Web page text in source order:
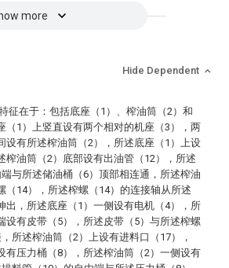
more
Hide Dependent
征在于：包括底座（1）、榨油筒（2）和
（1）上竖直设有两个相对的机座（3），两
设有所述榨油筒（2），所述底座（1）上设
榨油筒（2）底部设有出油管（12），所述
与所述储油桶（6）顶部相连通，所述榨油
（14），所述榨螺（14）的连接轴从所述
出，所述底座（1）一侧设有电机（4），所
设有皮带（5），所述皮带（5）与所述榨螺
，所述榨油筒（2）上设有进料口（17），
有压力桶（8），所述榨油筒（2）一侧设有